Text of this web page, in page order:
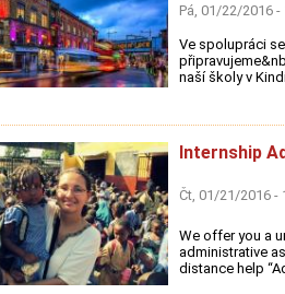
Pá, 01/22/2016 -
Ve spolupráci
naší školy v
Internship
Čt, 01/21/2016 -
We offer you a
administrative
distance help